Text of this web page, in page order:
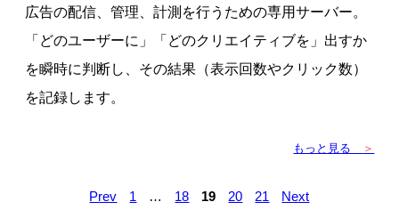
広告の配信、管理、計測を行うための専用サーバー。
「どのユーザーに」「どのクリエイティブを」出すか
を瞬時に判断し、その結果（表示回数やクリック数）
を記録します。
もっと見る ＞
Prev 1 … 18 19 20 21 Next